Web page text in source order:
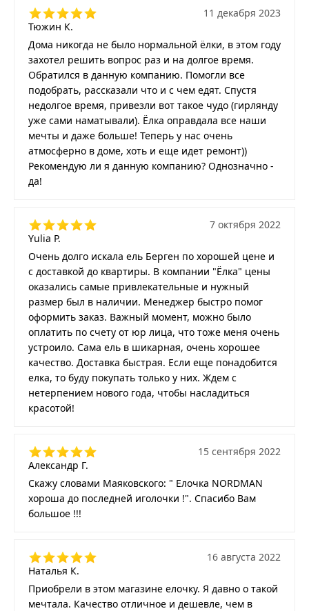
Тюжин К.
11 декабря 2023
Дома никогда не было нормальной ёлки, в этом году
захотел решить вопрос раз и на долгое время.
Обратился в данную компанию. Помогли все
подобрать, рассказали что и с чем едят. Спустя
недолгое время, привезли вот такое чудо (гирлянду
уже сами наматывали). Ёлка оправдала все наши
мечты и даже больше! Теперь у нас очень
атмосферно в доме, хоть и еще идет ремонт))
Рекомендую ли я данную компанию? Однозначно -
да!
Yulia P.
7 октября 2022
Очень долго искала ель Берген по хорошей цене и
с доставкой до квартиры. В компании "Ёлка" цены
оказались самые привлекательные и нужный
размер был в наличии. Менеджер быстро помог
оформить заказ. Важный момент, можно было
оплатить по счету от юр лица, что тоже меня очень
устроило. Сама ель в шикарная, очень хорошее
качество. Доставка быстрая. Если еще понадобится
елка, то буду покупать только у них. Ждем с
нетерпением нового года, чтобы насладиться
красотой!
Александр Г.
15 сентября 2022
Скажу словами Маяковского: " Елочка NORDMAN
хороша до последней иголочки !". Спасибо Вам
большое !!!
Наталья К.
16 августа 2022
Приобрели в этом магазине елочку. Я давно о такой
мечтала. Качество отличное и дешевле, чем в